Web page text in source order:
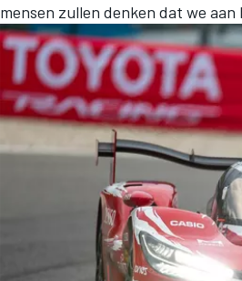
mensen zullen denken dat we